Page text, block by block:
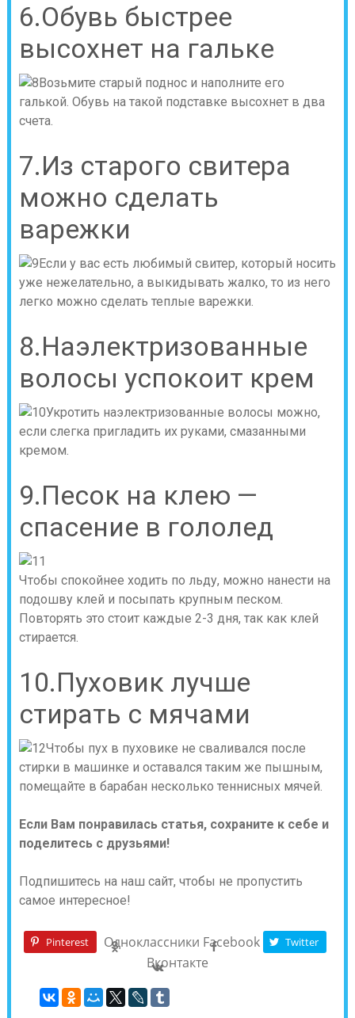
6.Обувь быстрее
высохнет на гальке
Возьмите старый поднос и наполните его
галькой. Обувь на такой подставке высохнет в два
счета.
7.Из старого свитера
можно сделать
варежки
Если у вас есть любимый свитер, который носить
уже нежелательно, а выкидывать жалко, то из него
легко можно сделать теплые варежки.
8.Наэлектризованные
волосы успокоит крем
Укротить наэлектризованные волосы можно,
если слегка пригладить их руками, смазанными
кремом.
9.Песок на клею —
спасение в гололед
Чтобы спокойнее ходить по льду, можно нанести на
подошву клей и посыпать крупным песком.
Повторять это стоит каждые 2-3 дня, так как клей
стирается.
10.Пуховик лучше
стирать с мячами
Чтобы пух в пуховике не сваливался после
стирки в машинке и оставался таким же пышным,
помещайте в барабан несколько теннисных мячей.
Если Вам понравилась статья, сохраните к себе и
поделитесь с друзьями!
Подпишитесь на наш сайт, чтобы не пропустить
самое интересное!
Pinterest Одноклассники Facebook Twitter
Вконтакте